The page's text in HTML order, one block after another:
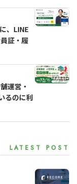
、LINE
証・履
運営・
るのに利